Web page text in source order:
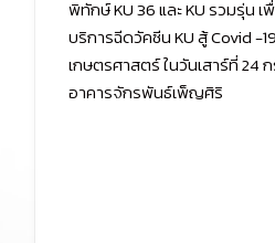
พิทักษ์ KU 36 และ KU รวมรุ่น
บริการฉีดวัคซีน KU สู้ Covid -
เกษตรศาสตร์ ในวันเสาร์ที่ 24
อาคารจักรพันธ์เพ็ญศิริ